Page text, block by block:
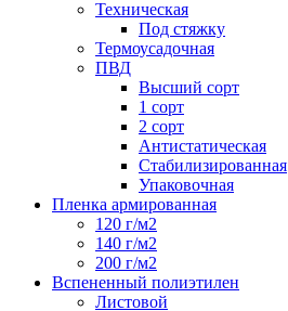
Техническая
Под стяжку
Термоусадочная
ПВД
Высший сорт
1 сорт
2 сорт
Антистатическая
Стабилизированная
Упаковочная
Пленка армированная
120 г/м2
140 г/м2
200 г/м2
Вспененный полиэтилен
Листовой